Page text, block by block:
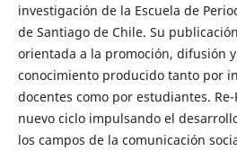
investigación de la Escuela de
de Santiago de Chile. Su
orientada a la promoción, difusión
conocimiento producido tanto por
docentes como por estudiantes.
nuevo ciclo impulsando el
los campos de la comunicación